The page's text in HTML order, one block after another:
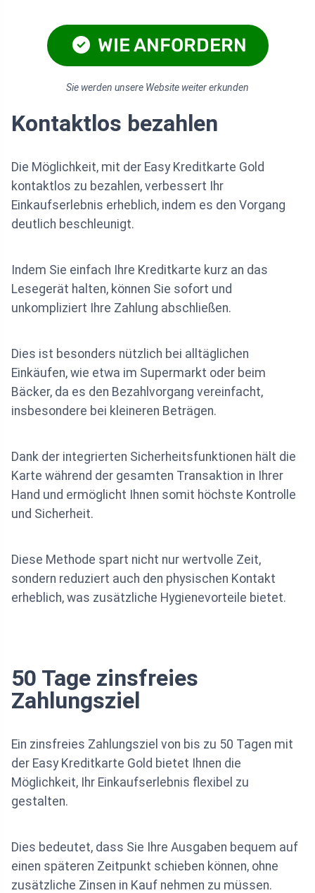
WIE ANFORDERN
Sie werden unsere Website weiter erkunden
Kontaktlos bezahlen
Die Möglichkeit, mit der Easy Kreditkarte Gold
kontaktlos zu bezahlen, verbessert Ihr
Einkaufserlebnis erheblich, indem es den Vorgang
deutlich beschleunigt.
Indem Sie einfach Ihre Kreditkarte kurz an das
Lesegerät halten, können Sie sofort und
unkompliziert Ihre Zahlung abschließen.
Dies ist besonders nützlich bei alltäglichen
Einkäufen, wie etwa im Supermarkt oder beim
Bäcker, da es den Bezahlvorgang vereinfacht,
insbesondere bei kleineren Beträgen.
Dank der integrierten Sicherheitsfunktionen hält die
Karte während der gesamten Transaktion in Ihrer
Hand und ermöglicht Ihnen somit höchste Kontrolle
und Sicherheit.
Diese Methode spart nicht nur wertvolle Zeit,
sondern reduziert auch den physischen Kontakt
erheblich, was zusätzliche Hygienevorteile bietet.
50 Tage zinsfreies
Zahlungsziel
Ein zinsfreies Zahlungsziel von bis zu 50 Tagen mit
der Easy Kreditkarte Gold bietet Ihnen die
Möglichkeit, Ihr Einkaufserlebnis flexibel zu
gestalten.
Dies bedeutet, dass Sie Ihre Ausgaben bequem auf
einen späteren Zeitpunkt schieben können, ohne
zusätzliche Zinsen in Kauf nehmen zu müssen.